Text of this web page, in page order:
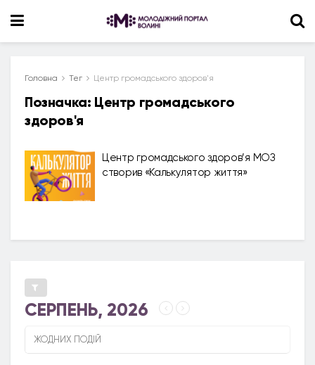
Головна Тег Центр громадського здоров'я
Позначка: Центр громадського
здоров'я
Центр громадського здоров’я МОЗ
створив «Калькулятор життя»
СЕРПЕНЬ, 2026
ЖОДНИХ ПОДІЙ